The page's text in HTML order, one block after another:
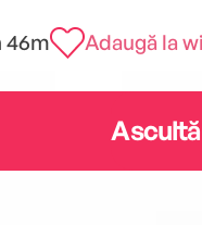
46m Adaugă la